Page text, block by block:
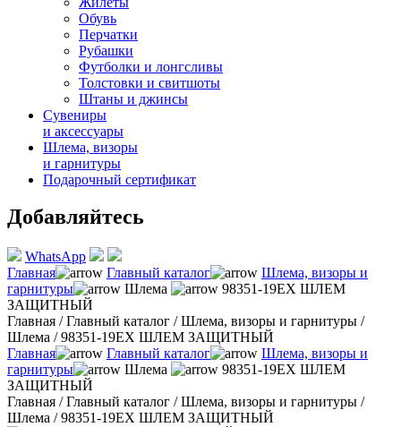
Обувь
Перчатки
Рубашки
Футболки и лонгсливы
Толстовки и свитшоты
Штаны и джинсы
Сувениры
и аксессуары
Шлема, визоры
и гарнитуры
Подарочный сертификат
Добавляйтесь
WhatsApp
Главная
Главный каталог
Шлема, визоры и
гарнитуры
Шлема
98351-19EX ШЛЕМ
ЗАЩИТНЫЙ
Главная /Главный каталог /Шлема, визоры и гарнитуры /
Шлема /98351-19EX ШЛЕМ ЗАЩИТНЫЙ
Главная
Главный каталог
Шлема, визоры и
гарнитуры
Шлема
98351-19EX ШЛЕМ
ЗАЩИТНЫЙ
Главная /Главный каталог /Шлема, визоры и гарнитуры /
Шлема /98351-19EX ШЛЕМ ЗАЩИТНЫЙ